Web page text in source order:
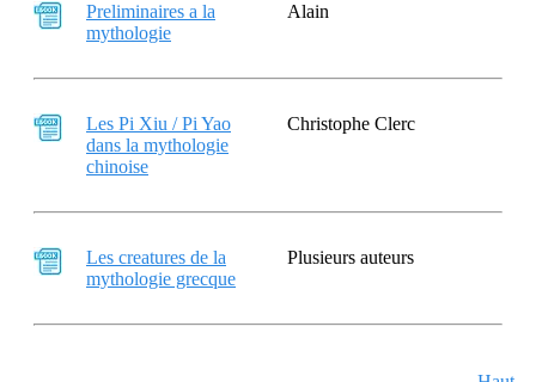
Preliminaires a la
mythologie
Alain
Les Pi Xiu / Pi Yao
dans la mythologie
chinoise
Christophe Clerc
Les creatures de la
mythologie grecque
Plusieurs auteurs